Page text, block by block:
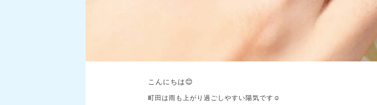
こんにちは😊
町田は雨も上がり過ごしやすい陽気です☺️